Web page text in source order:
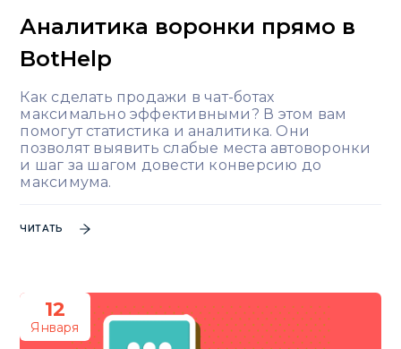
Аналитика воронки прямо в
BotHelp
Как сделать продажи в чат-ботах
максимально эффективными? В этом вам
помогут статистика и аналитика. Они
позволят выявить слабые места автоворонки
и шаг за шагом довести конверсию до
максимума.
ЧИТАТЬ
12
Января